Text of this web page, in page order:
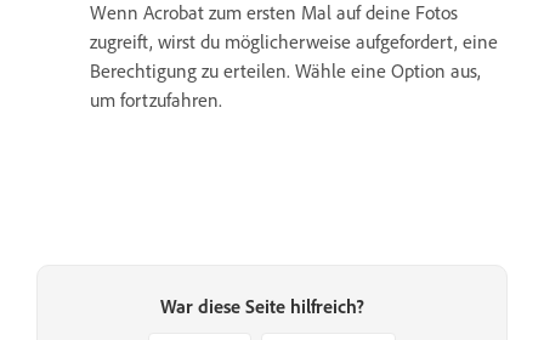
Wenn Acrobat zum ersten Mal auf deine Fotos
zugreift, wirst du möglicherweise aufgefordert, eine
Berechtigung zu erteilen. Wähle eine Option aus,
um fortzufahren.
War diese Seite hilfreich?